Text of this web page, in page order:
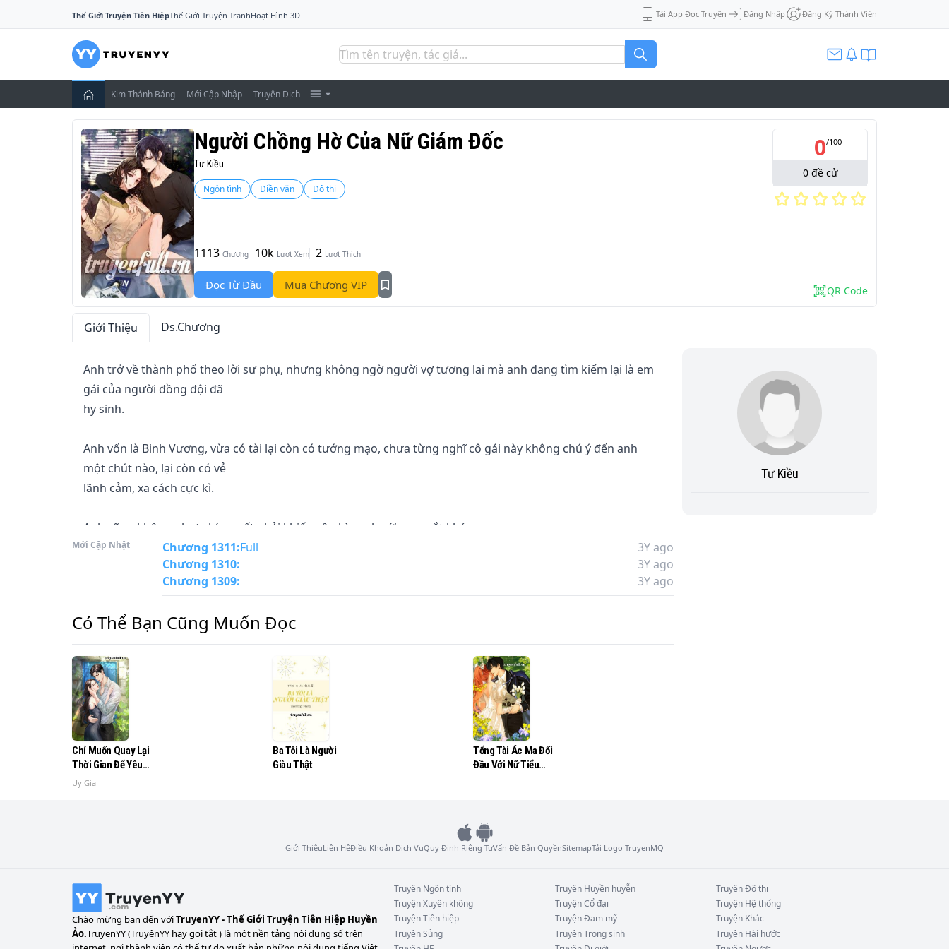
Thế Giới Truyện Tiên HiệpThế Giới Truyện TranhHoạt Hình 3D Tải App Đọc Truyện Đăng Nhập Đăng Ký Thành Viên
Kim Thánh Bảng Mới Cập Nhập Truyện Dịch
Người Chồng Hờ Của Nữ Giám Đốc
Tư Kiều
Ngôn tình Điền văn Đô thị
1113 Chương 10k Lượt Xem 2 Lượt Thích
Đọc Từ Đầu Mua Chương VIP
0/100
0 đề cử
QR Code
Giới Thiệu Ds.Chương
Anh trở về thành phố theo lời sư phụ, nhưng không ngờ người vợ tương lai mà anh đang tìm kiếm lại là em
gái của người đồng đội đã
hy sinh.
Anh vốn là Binh Vương, vừa có tài lại còn có tướng mạo, chưa từng nghĩ cô gái này không chú ý đến anh
một chút nào, lại còn có vẻ
lãnh cảm, xa cách cực kì.
Anh cũng không nhụt chí, quyết phải khiến cô nhìn anh với con mắt khác.
"Trong vòng một tháng anh sẽ khiến em yêu anh, cầu xin để được sinh con cho anh! Nếu không làm được
thì anh sẽ rời khỏi Giang Hải,
"Đừng hối hận, một tháng sau anh sẽ phải tự động rời đi!"....
Mới Cập Nhật Chương 1311:Full
3Y ago
Chương 1310:
3Y ago
Chương 1309: 3Y ago
Có Thể Bạn Cũng Muốn Đọc
Chỉ Muốn Quay Lại
Thời Gian Để Yêu
Anh
Uy Gia
Ba Tôi Là Người
Giàu Thật
Tổng Tài Ác Ma Đối
Đầu Với Nữ Tiểu
Tư Kiều
Giới ThiệuLiên HệĐiều Khoản Dịch VụQuy Định Riêng TưVấn Đề Bản QuyềnSitemapTải Logo TruyenMQ
Chào mừng bạn đến vớiTruyenYY - Thế Giới Truyện Tiên Hiệp Huyền
Ảo.TruyenYY (TruyệnYY hay gọi tắt ) là một nền tảng nội dung số trên
Truyện Ngôn tình Truyện Huyền huyễn TruyệnĐô thị
TruyệnXuyên không TruyệnCổ đại Truyện Hệ thống
TruyệnTiên hiệp TruyệnĐam mỹ Truyện Khác
TruyệnSủng TruyệnTrọng sinh Truyện Hài hước